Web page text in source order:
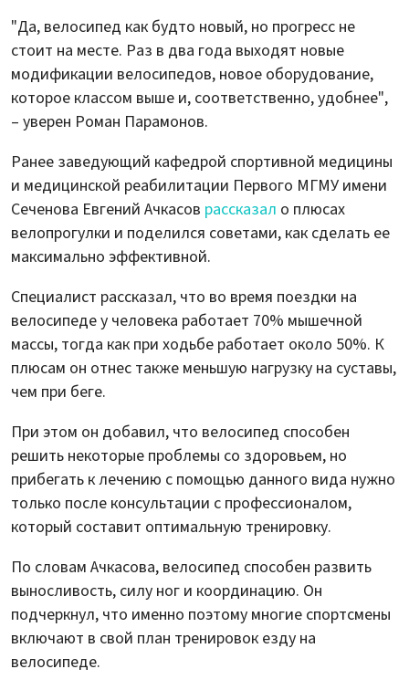
"Да, велосипед как будто новый, но прогресс не
стоит на месте. Раз в два года выходят новые
модификации велосипедов, новое оборудование,
которое классом выше и, соответственно, удобнее",
– уверен Роман Парамонов.
Ранее заведующий кафедрой спортивной медицины
и медицинской реабилитации Первого МГМУ имени
Сеченова Евгений Ачкасов рассказал о плюсах
велопрогулки и поделился советами, как сделать ее
максимально эффективной.
Специалист рассказал, что во время поездки на
велосипеде у человека работает 70% мышечной
массы, тогда как при ходьбе работает около 50%. К
плюсам он отнес также меньшую нагрузку на суставы,
чем при беге.
При этом он добавил, что велосипед способен
решить некоторые проблемы со здоровьем, но
прибегать к лечению с помощью данного вида нужно
только после консультации с профессионалом,
который составит оптимальную тренировку.
По словам Ачкасова, велосипед способен развить
выносливость, силу ног и координацию. Он
подчеркнул, что именно поэтому многие спортсмены
включают в свой план тренировок езду на
велосипеде.